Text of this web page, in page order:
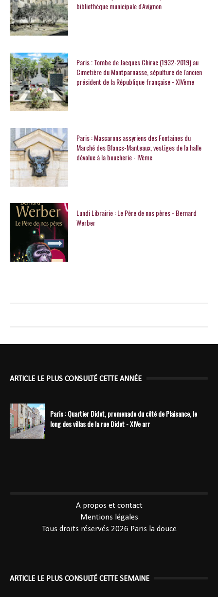
bibliothèque municipale d'Avignon
Paris : Tombe de Jacques Chirac (1932-2019) au
Cimetière du Montparnasse, sépulture de l'ancien
président de la République française - XIVème
Paris : Mascarons assyriens des Fontaines du
Marché des Blancs-Manteaux, vestiges de la halle
dévolue à la boucherie - IVème
Lundi Librairie : Le Père de nos pères - Bernard
Werber
ARTICLE LE PLUS CONSULTÉ CETTE ANNÉE
Paris : Quartier Didot, promenade du côté de Plaisance, le
long des villas de la rue Didot - XIVe arr
A propos et contact
Mentions légales
Tous droits réservés 2026 Paris la douce
ARTICLE LE PLUS CONSULTÉ CETTE SEMAINE